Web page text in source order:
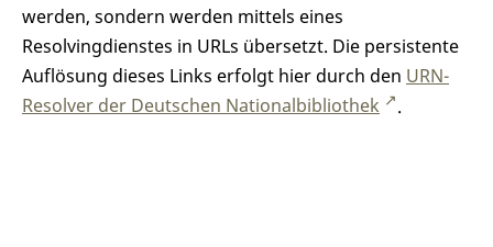
werden, sondern werden mittels eines
Resolvingdienstes in URLs übersetzt. Die persistente
Auflösung dieses Links erfolgt hier durch den URN-
Resolver der Deutschen Nationalbibliothek
.